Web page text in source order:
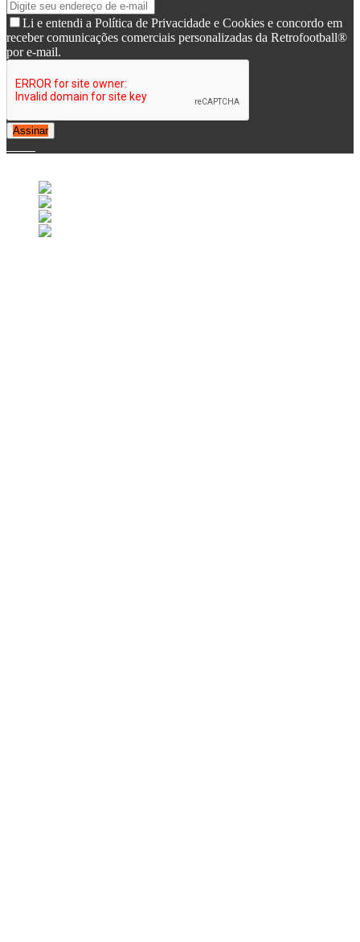
Li e entendi a Política de Privacidade e Cookies e concordo em
receber comunicações comerciais personalizadas da Retrofootball®
por e-mail.
Assinar